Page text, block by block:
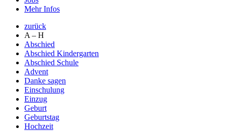
Mehr Infos
zurück
A – H
Abschied
Abschied Kindergarten
Abschied Schule
Advent
Danke sagen
Einschulung
Einzug
Geburt
Geburtstag
Hochzeit